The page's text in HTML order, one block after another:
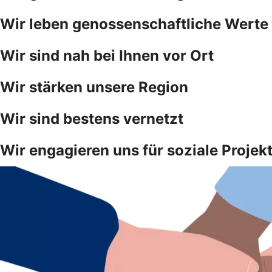
Wir leben genossenschaftliche Werte
Wir sind nah bei Ihnen vor Ort
Wir stärken unsere Region
Wir sind bestens vernetzt
Wir engagieren uns für soziale